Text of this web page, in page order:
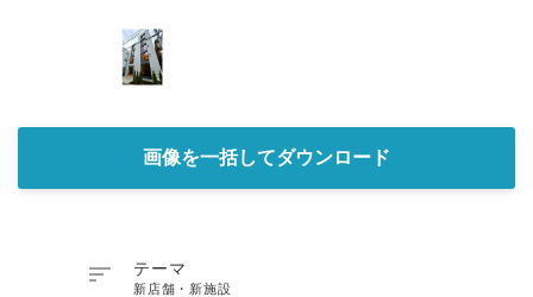
画像を一括してダウンロード
 テーマ
新店舗・新施設